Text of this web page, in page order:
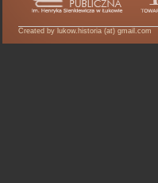
Created by lukow.historia (at) gmail.com